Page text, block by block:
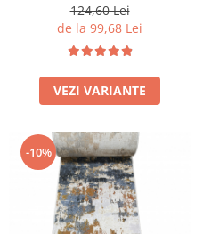
124,60 Lei
de la 99,68 Lei
VEZI VARIANTE
-10%